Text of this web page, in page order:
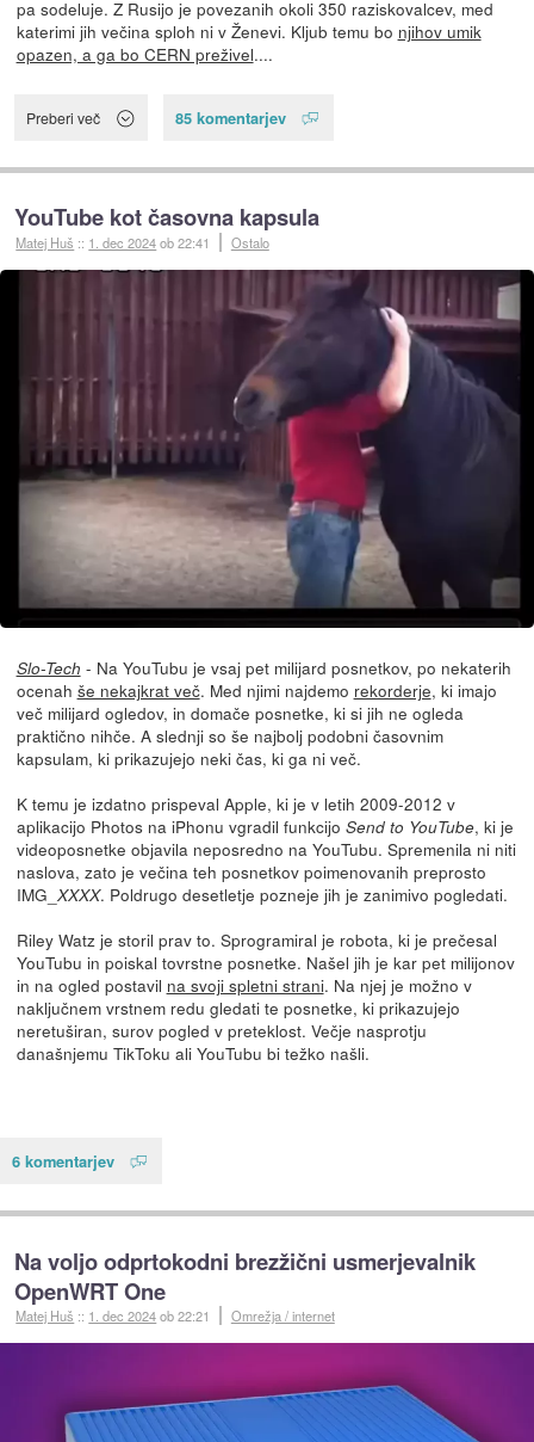
pa sodeluje. Z Rusijo je povezanih okoli 350 raziskovalcev, med
katerimi jih večina sploh ni v Ženevi. Kljub temu bo njihov umik
opazen, a ga bo CERN preživel....
Preberi več 85 komentarjev
YouTube kot časovna kapsula
Matej Huš :: 1. dec 2024ob 22:41 Ostalo
Slo-Tech - Na YouTubu je vsaj pet milijard posnetkov, po nekaterih
ocenah še nekajkrat več. Med njimi najdemo rekorderje, ki imajo
več milijard ogledov, in domače posnetke, ki si jih ne ogleda
praktično nihče. A slednji so še najbolj podobni časovnim
kapsulam, ki prikazujejo neki čas, ki ga ni več.
K temu je izdatno prispeval Apple, ki je v letih 2009-2012 v
aplikacijo Photos na iPhonu vgradil funkcijo Send to YouTube, ki je
videoposnetke objavila neposredno na YouTubu. Spremenila ni niti
naslova, zato je večina teh posnetkov poimenovanih preprosto
IMG_ XXXX. Poldrugo desetletje pozneje jih je zanimivo pogledati.
Riley Watz je storil prav to. Sprogramiral je robota, ki je prečesal
YouTubu in poiskal tovrstne posnetke. Našel jih je kar pet milijonov
in na ogled postavil na svoji spletni strani. Na njej je možno v
naključnem vrstnem redu gledati te posnetke, ki prikazujejo
neretuširan, surov pogled v preteklost. Večje nasprotju
današnjemu TikToku ali YouTubu bi težko našli.
6 komentarjev
Na voljo odprtokodni brezžični usmerjevalnik
OpenWRT One
Matej Huš :: 1. dec 2024ob 22:21 Omrežja / internet